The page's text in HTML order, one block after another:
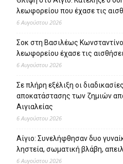
λεωφορείου που έχασε τις
6 Αυγούστου 2026
Σοκ στη Βασιλέως
λεωφορείου έχασε τις
6 Αυγούστου 2026
Σε πλήρη εξέλιξη οι
αποκατάστασης των ζημιών
Αιγιαλείας
6 Αυγούστου 2026
Αίγιο: Συνελήφθησαν δυο
ληστεία, σωματική βλάβη,
6 Αυγούστου 2026